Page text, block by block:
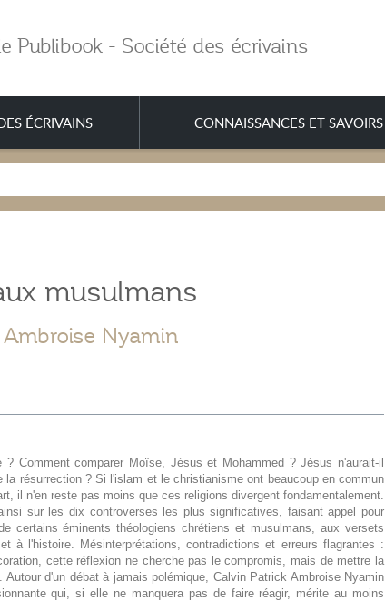
Publibook - Société des écrivains
ÉCRIVAINS CONNAISSANCES ET SAVOIRS
musulmans
Nyamin
? Comment comparer Moïse, Jésus et Mohammed ? Jésus n'aurait-il
la résurrection ? Si l'islam et le christianisme ont beaucoup en commun
il n'en reste pas moins que ces religions divergent fondamentalement.
sur les dix controverses les plus significatives, faisant appel pour
certains éminents théologiens chrétiens et musulmans, aux versets
à l'histoire. Mésinterprétations, contradictions et erreurs flagrantes :
cette réflexion ne cherche pas le compromis, mais de mettre la
d'un débat à jamais polémique, Calvin Patrick Ambroise Nyamin
qui, si elle ne manquera pas de faire réagir, mérite au moins